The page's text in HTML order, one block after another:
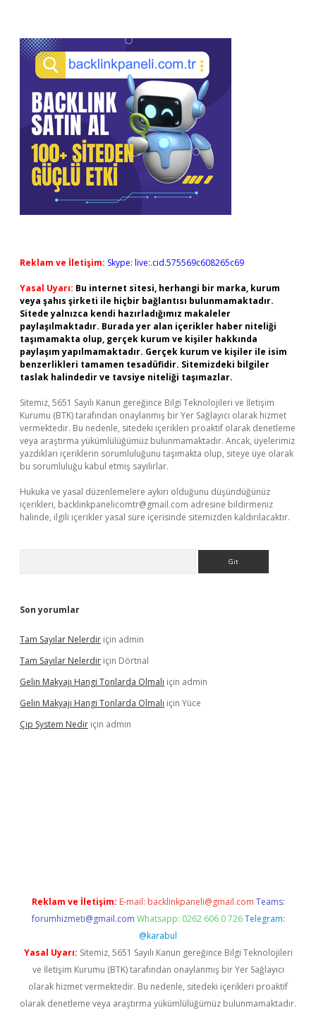
Reklam ve İletişim: Skype: live:.cid.575569c608265c69
Yasal Uyarı: Bu internet sitesi, herhangi bir marka, kurum
veya şahıs şirketi ile hiçbir bağlantısı bulunmamaktadır.
Sitede yalnızca kendi hazırladığımız makaleler
paylaşılmaktadır. Burada yer alan içerikler haber niteliği
taşımamakta olup, gerçek kurum ve kişiler hakkında
paylaşım yapılmamaktadır. Gerçek kurum ve kişiler ile isim
benzerlikleri tamamen tesadüfidir. Sitemizdeki bilgiler
taslak halindedir ve tavsiye niteliği taşımazlar.
Sitemiz, 5651 Sayılı Kanun gereğince Bilgi Teknolojileri ve İletişim
Kurumu (BTK) tarafından onaylanmış bir Yer Sağlayıcı olarak hizmet
vermektedir. Bu nedenle, sitedeki içerikleri proaktif olarak denetleme
veya araştırma yükümlülüğümüz bulunmamaktadır. Ancak, üyelerimiz
yazdıkları içeriklerin sorumluluğunu taşımakta olup, siteye üye olarak
bu sorumluluğu kabul etmiş sayılırlar.
Hukuka ve yasal düzenlemelere aykırı olduğunu düşündüğünüz
içerikleri, backlinkpanelicomtr@gmail.com adresine bildirmeniz
halinde, ilgili içerikler yasal süre içerisinde sitemizden kaldırılacaktır.
Son yorumlar
Tam Sayılar Nelerdir için admin
Tam Sayılar Nelerdir için Dörtnal
Gelin Makyajı Hangi Tonlarda Olmalı için admin
Gelin Makyajı Hangi Tonlarda Olmalı için Yüce
Çip System Nedir için admin
Reklam ve İletişim: E-mail: backlinkpaneli@gmail.com Teams:
forumhizmeti@gmail.com Whatsapp: 0262 606 0 726 Telegram:
@karabul
Yasal Uyarı: Sitemiz, 5651 Sayılı Kanun gereğince Bilgi Teknolojileri
ve İletişim Kurumu (BTK) tarafından onaylanmış bir Yer Sağlayıcı
olarak hizmet vermektedir. Bu nedenle, sitedeki içerikleri proaktif
olarak denetleme veya araştırma yükümlülüğümüz bulunmamaktadır.